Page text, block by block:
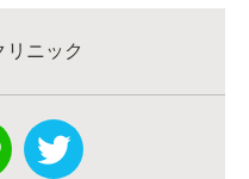
リニック